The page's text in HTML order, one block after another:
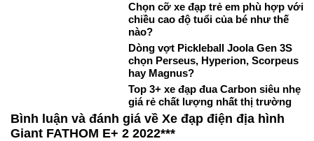
Chọn cỡ xe đạp trẻ em phù hợp với
chiều cao độ tuổi của bé như thế
nào?
Dòng vợt Pickleball Joola Gen 3S
chọn Perseus, Hyperion, Scorpeus
hay Magnus?
Top 3+ xe đạp đua Carbon siêu nhẹ
giá rẻ chất lượng nhất thị trường
Bình luận và đánh giá về Xe đạp điện địa hình
Giant FATHOM E+ 2 2022***